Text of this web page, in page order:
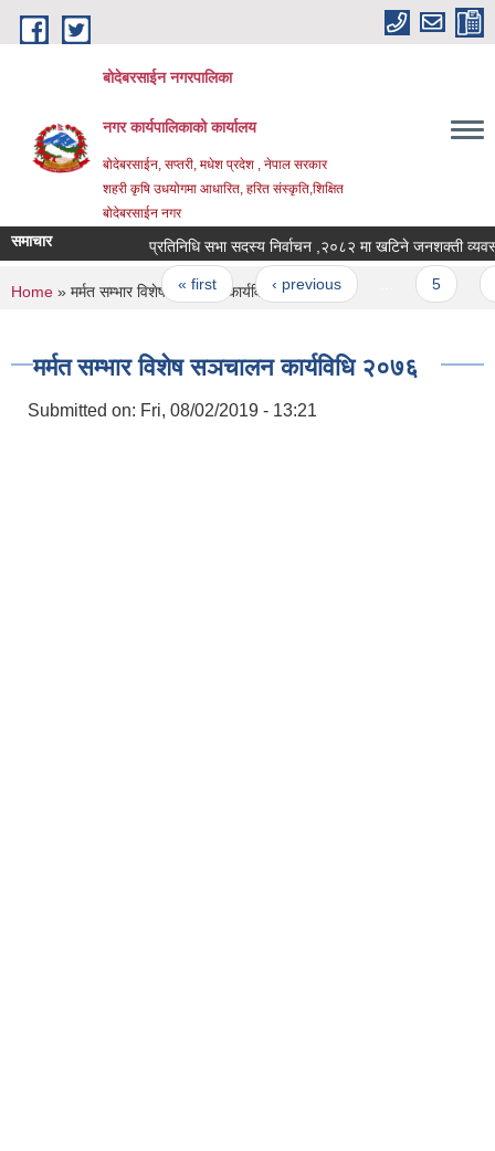
Skip to main content
बोदेबरसाईन नगरपालिका
नगर कार्यपालिकाको कार्यालय
बोदेबरसाईन, सप्तरी, मधेश प्रदेश , नेपाल सरकार
शहरी कृषि उधयोगमा आधारित, हरित संस्कृति,शिक्षित
बोदेबरसाईन नगर
समाचार प्रतिनिधि सभा सदस्य निर्वाचन ,२०८२ मा खटिने
Pages
« first ‹ previous
You are here
Home » मर्मत सम्भार विशेष सञचालन कार्यविधि २०७६
मर्मत सम्भार विशेष सञचालन कार्यविधि २०७६
Submitted on: Fri, 08/02/2019 - 13:21